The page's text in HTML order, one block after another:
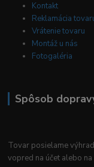
Kontakt
Reklamácia
Vrátenie tovaru
Montáž u nás
Fotogaléria
Spôsob
Tovar posielame
vopred na účet alebo